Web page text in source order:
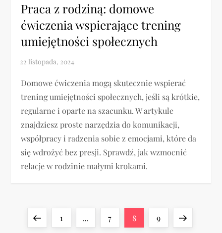
Praca z rodziną: domowe
ćwiczenia wspierające trening
umiejętności społecznych
Domowe ćwiczenia mogą skutecznie wspierać
trening umiejętności społecznych, jeśli są krótkie,
regularne i oparte na szacunku. W artykule
znajdziesz proste narzędzia do komunikacji,
współpracy i radzenia sobie z emocjami, które da
się wdrożyć bez presji. Sprawdź, jak wzmocnić
relacje w rodzinie małymi krokami.
PreviousPage
1 … Page
7 Page
8 Page
9
Next